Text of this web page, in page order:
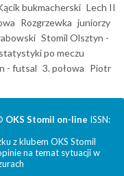
bukmacherski Lech II
Rozgrzewka juniorzy
Stomil Olsztyn -
statystyki po meczu
- futsal 3. połowa Piotr
OKS Stomil on-line ISSN:
z klubem OKS Stomil
na temat sytuacji w